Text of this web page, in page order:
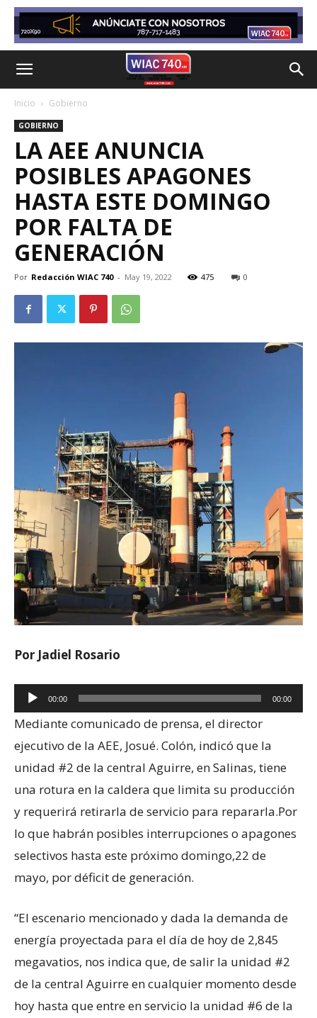
Inicio Gobierno
GOBIERNO
LA AEE ANUNCIA
POSIBLES APAGONES
HASTA ESTE DOMINGO
POR FALTA DE
GENERACIÓN
Por Redacción WIAC 740 - May 19, 2022 475 0
Por Jadiel Rosario
Audio
Player
00:00 00:00
Mediante comunicado de prensa, el director
ejecutivo de la AEE, Josué. Colón, indicó que la
unidad #2 de la central Aguirre, en Salinas, tiene
una rotura en la caldera que limita su producción
y requerirá retirarla de servicio para repararla.Por
lo que habrán posibles interrupciones o apagones
selectivos hasta este próximo domingo,22 de
mayo, por déficit de generación.
“El escenario mencionado y dada la demanda de
energía proyectada para el día de hoy de 2,845
megavatios, nos indica que, de salir la unidad #2
de la central Aguirre en cualquier momento desde
hoy hasta que entre en servicio la unidad #6 de la